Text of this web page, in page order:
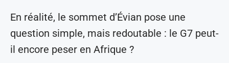
En réalité, le sommet d’Évian pose une
question simple, mais redoutable : le G7 peut-
il encore peser en Afrique ?